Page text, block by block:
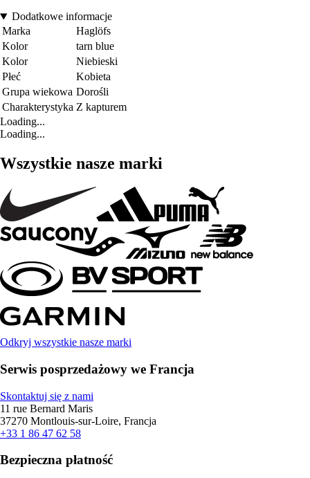
Dodatkowe informacje
Marka
Haglöfs
Kolor
tarn blue
Kolor
Niebieski
Płeć
Kobieta
Grupa wiekowa Dorośli
Charakterystyka Z kapturem
Loading...
Loading...
Wszystkie nasze marki
Odkryj wszystkie nasze marki
Serwis posprzedażowy we Francja
Skontaktuj się z nami
11 rue Bernard Maris
37270 Montlouis-sur-Loire, Francja
+33 1 86 47 62 58
Bezpieczna płatność